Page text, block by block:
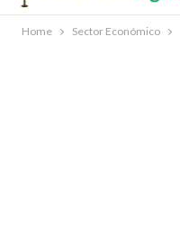
Home Sector Económico